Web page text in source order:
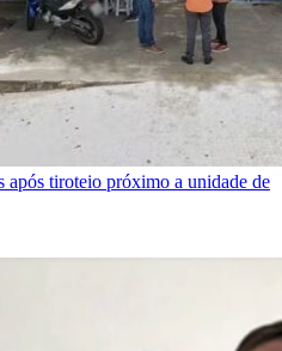
após tiroteio próximo a unidade de